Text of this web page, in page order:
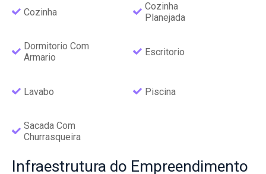
Cozinha
Cozinha
Planejada
Dormitorio Com
Armario
Escritorio
Lavabo Piscina
Sacada Com
Churrasqueira
Infraestrutura do Empreendimento